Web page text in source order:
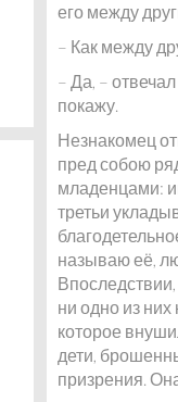
его между
– Как между
– Да, –
покажу.
Незнакомец
пред собою
младенцами:
третьи
называю её,
ни одно из
которое
дети,
призрения.